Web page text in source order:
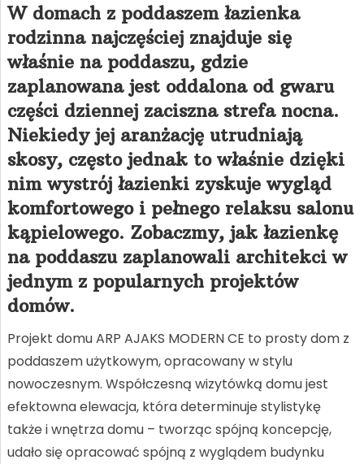
W domach z poddaszem łazienka
rodzinna najczęściej znajduje się
właśnie na poddaszu, gdzie
zaplanowana jest oddalona od gwaru
części dziennej zaciszna strefa nocna.
Niekiedy jej aranżację utrudniają
skosy, często jednak to właśnie dzięki
nim wystrój łazienki zyskuje wygląd
komfortowego i pełnego relaksu salonu
kąpielowego. Zobaczmy, jak łazienkę
na poddaszu zaplanowali architekci w
jednym z popularnych projektów
domów.
Projekt domu ARP AJAKS MODERN CE to prosty dom z
poddaszem użytkowym, opracowany w stylu
nowoczesnym. Współczesną wizytówką domu jest
efektowna elewacja, która determinuje stylistykę
także i wnętrza domu – tworząc spójną koncepcję,
udało się opracować spójną z wyglądem budynku